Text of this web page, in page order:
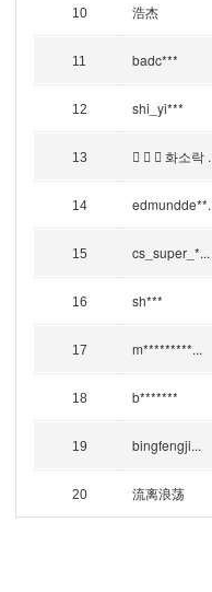
10 浩杰
11 badc***
12 shi_yi***
13    화소락
14
15 cs_super_*...
16 sh***
17 m*********...
18 b*******
19 bingfengji...
20 流离浪荡